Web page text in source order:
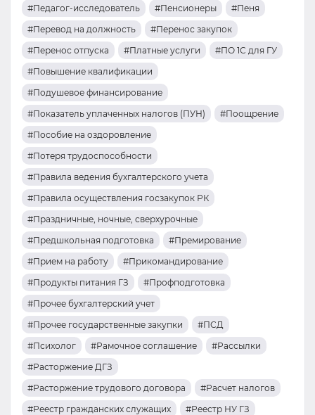
#Педагог-исследователь
#Пенсионеры
#Пеня
#Перевод на должность
#Перенос закупок
#Перенос отпуска
#Платные услуги
#ПО 1С для ГУ
#Повышение квалификации
#Подушевое финансирование
#Показатель уплаченных налогов (ПУН)
#Поощрение
#Пособие на оздоровление
#Потеря трудоспособности
#Правила ведения бухгалтерского учета
#Правила осуществления госзакупок РК
#Праздничные, ночные, сверхурочные
#Предшкольная подготовка
#Премирование
#Прием на работу
#Прикомандирование
#Продукты питания ГЗ
#Профподготовка
#Прочее бухгалтерский учет
#Прочее государственные закупки
#ПСД
#Психолог
#Рамочное соглашение
#Рассылки
#Расторжение ДГЗ
#Расторжение трудового договора
#Расчет налогов
#Реестр гражданских служащих
#Реестр НУ ГЗ